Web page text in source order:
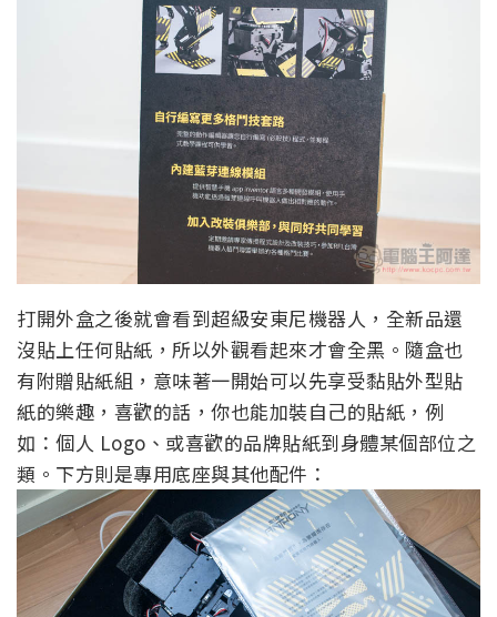
打開外盒之後就會看到超級安東尼機器人，全新品還
沒貼上任何貼紙，所以外觀看起來才會全黑。隨盒也
有附贈貼紙組，意味著一開始可以先享受黏貼外型貼
紙的樂趣，喜歡的話，你也能加裝自己的貼紙，例
如：個人 Logo、或喜歡的品牌貼紙到身體某個部位之
類。下方則是專用底座與其他配件：